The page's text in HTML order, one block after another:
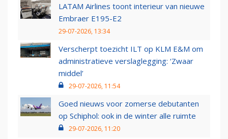
LATAM Airlines toont interieur van nieuwe
Embraer E195-E2
29-07-2026, 13:34
Verscherpt toezicht ILT op KLM E&M om
administratieve verslaglegging: ‘Zwaar
middel’
29-07-2026, 11:54
Goed nieuws voor zomerse debutanten
op Schiphol: ook in de winter alle ruimte
29-07-2026, 11:20